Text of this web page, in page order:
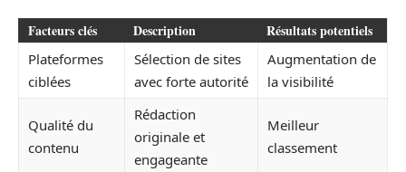
Facteurs clés Description Résultats potentiels
Plateformes
ciblées
Sélection de sites
avec forte autorité
Augmentation de
la visibilité
Qualité du
contenu
Rédaction
originale et
engageante
Meilleur
classement